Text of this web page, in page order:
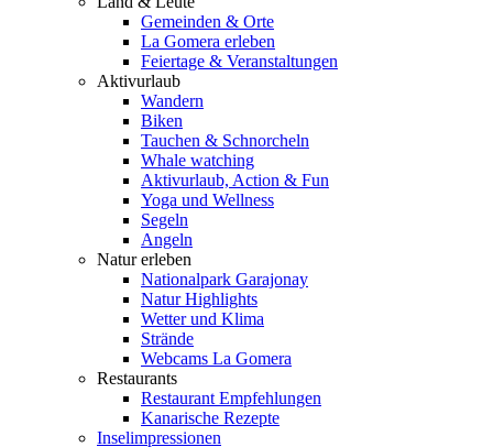
Gemeinden & Orte
La Gomera erleben
Feiertage & Veranstaltungen
Aktivurlaub
Wandern
Biken
Tauchen & Schnorcheln
Whale watching
Aktivurlaub, Action & Fun
Yoga und Wellness
Segeln
Angeln
Natur erleben
Nationalpark Garajonay
Natur Highlights
Wetter und Klima
Strände
Webcams La Gomera
Restaurants
Restaurant Empfehlungen
Kanarische Rezepte
Inselimpressionen